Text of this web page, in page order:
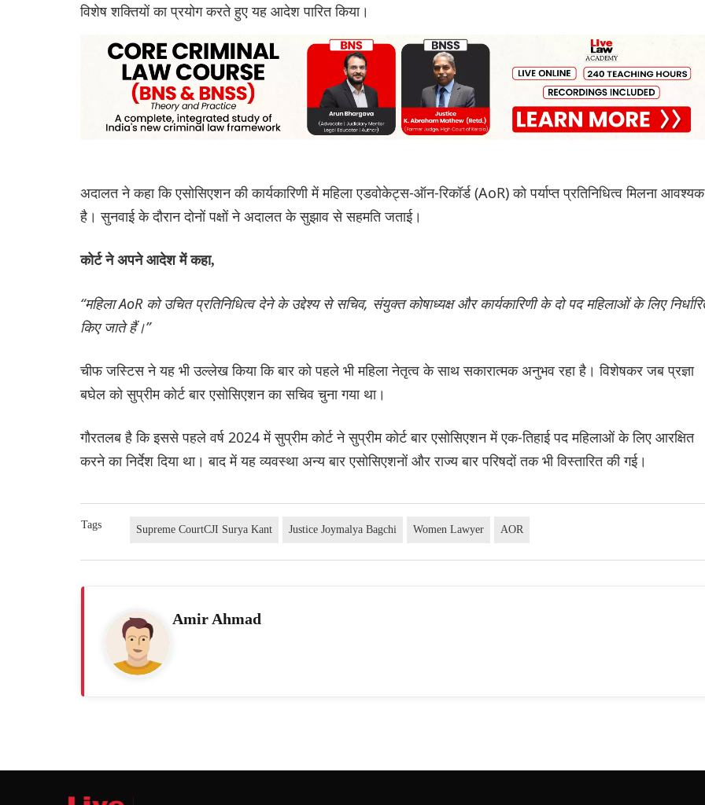
विशेष शक्तियों का प्रयोग करते हुए यह आदेश पारित किया।
अदालत ने कहा कि एसोसिएशन की कार्यकारिणी में महिला एडवोकेट्स-ऑन-रिकॉर्ड (AoR) को पर्याप्त प्रतिनिधित्व मिलना आवश्यक
है। सुनवाई के दौरान दोनों पक्षों ने अदालत के सुझाव से सहमति जताई।
कोर्ट ने अपने आदेश में कहा,
“महिला AoR को उचित प्रतिनिधित्व देने के उद्देश्य से सचिव, संयुक्त कोषाध्यक्ष और कार्यकारिणी के दो पद महिलाओं के लिए
किए जाते हैं।”
चीफ जस्टिस ने यह भी उल्लेख किया कि बार को पहले भी महिला नेतृत्व के साथ सकारात्मक अनुभव रहा है। विशेषकर जब प्रज्ञा
बघेल को सुप्रीम कोर्ट बार एसोसिएशन का सचिव चुना गया था।
गौरतलब है कि इससे पहले वर्ष 2024 में सुप्रीम कोर्ट ने सुप्रीम कोर्ट बार एसोसिएशन में एक-तिहाई पद महिलाओं के लिए आरक्षित
करने का निर्देश दिया था। बाद में यह व्यवस्था अन्य बार एसोसिएशनों और राज्य बार परिषदों तक भी विस्तारित की गई।
Tags Supreme CourtCJI Surya Kant Justice Joymalya Bagchi Women Lawyer AOR
Amir Ahmad